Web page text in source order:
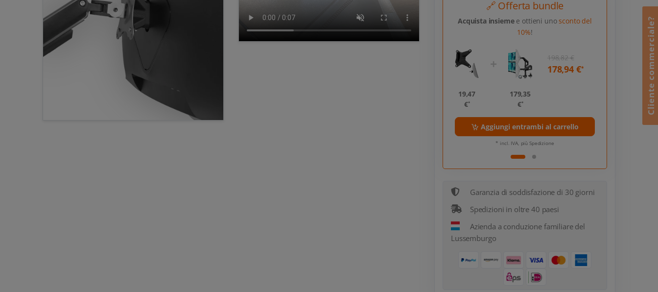
Cliente commerciale?
🔗 Offerta bundle
Acquista insiemee ottieni unosconto del
10%!
198,82 €
178,94 €*
19,47
€*
179,35
€*
Aggiungi entrambi al carrello
* incl. IVA, più Spedizione
Garanzia di soddisfazione di 30 giorni
Spedizioni in oltre 40 paesi
Azienda a conduzione familiare del
Lussemburgo